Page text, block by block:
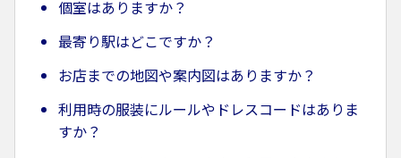
個室はありますか？
最寄り駅はどこですか？
お店までの地図や案内図はありますか？
利用時の服装にルールやドレスコードはありま
すか？